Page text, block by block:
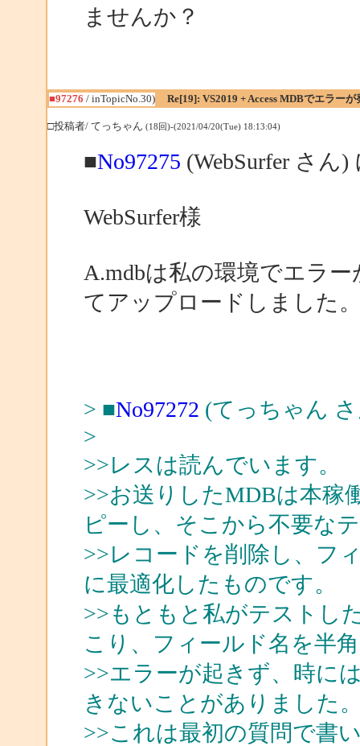
ませんか？
■97276 / inTopicNo.30) Re[19]: VS2019 + Access MDBでエラーが
□投稿者/ てっちゃん (18回)-(2021/04/20(Tue) 18:13:04)
■No97275 (WebSurfer さん)
WebSurfer様
A.mdbは私の環境でエラ
てアップロードしました
> ■No97272 (てっちゃん
>
>>レスは読んでいます。
>>お送りしたMDBは本稼
ピーし、そこから不要な
>>レコードを削除し、フ
に最適化したものです。
>>もともと私がテストし
こり、フィールド名を半
>>エラーが起きず、時に
きないことがありました
>>これは最初の質問で書